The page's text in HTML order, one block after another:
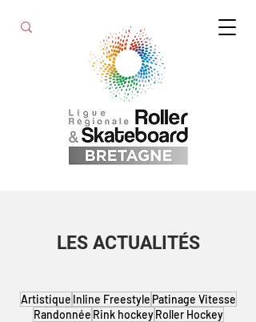
LES ACTUALITÉS
Artistique Inline Freestyle Patinage Vitesse
Randonnée Rink hockey Roller Hockey